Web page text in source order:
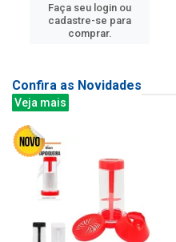
Faça seu login ou
cadastre-se para
comprar.
Confira as Novidades
Veja mais